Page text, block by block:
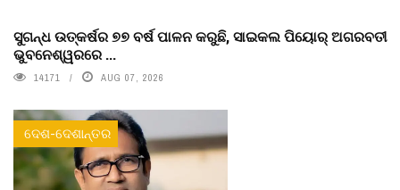
ସୁଗନ୍ଧ ଉତ୍କର୍ଷର ୭୭ ବର୍ଷ ପାଳନ କରୁଛି, ସାଇକଲ ପିୟୋର୍‌ ଅଗରବତୀ
ଭୁବନେଶ୍ୱରରେ ...
14171 AUG 07, 2026
ଦେଶ-ଦେଶାନ୍ତର